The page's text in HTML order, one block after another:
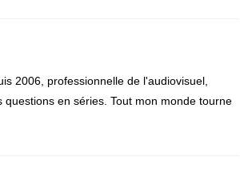
2006, professionnelle de l'audiovisuel,
en séries. Tout mon monde tourne